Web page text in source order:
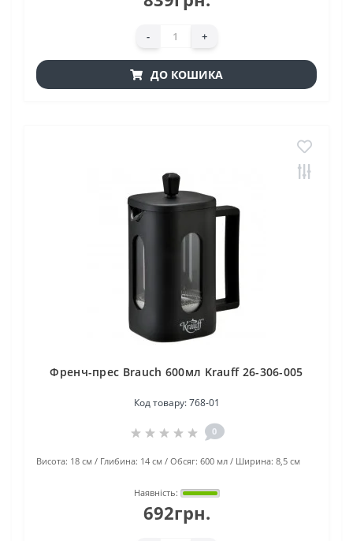
- +
ДО КОШИКА
Френч-прес Brauch 600мл Krauff 26-306-005
Код товару:768-01
0
Висота: 18 см Глибина: 14 см Обсяг: 600 мл Ширина: 8,5 см
Наявність:
692грн.